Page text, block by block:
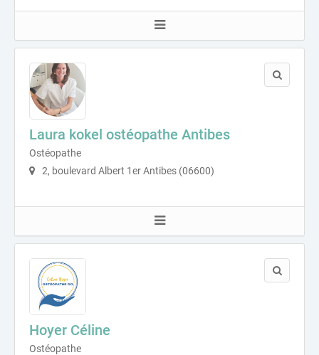
Laura kokel ostéopathe Antibes
Ostéopathe
2, boulevard Albert 1er Antibes (06600)
Hoyer Céline
Ostéopathe